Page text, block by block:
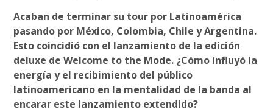
Acaban de terminar su tour por Latinoamérica
pasando por México, Colombia, Chile y Argentina.
Esto coincidió con el lanzamiento de la edición
deluxe de Welcome to the Mode. ¿Cómo influyó la
energía y el recibimiento del público
latinoamericano en la mentalidad de la banda al
encarar este lanzamiento extendido?